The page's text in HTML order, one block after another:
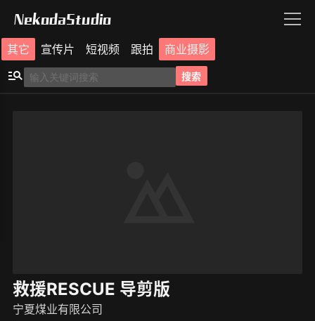
NekodaStudio
其它 宣传片 短视频 跟拍 商业摄影
搜索
救援RESCUE 导剪版
宁夏煤业有限公司